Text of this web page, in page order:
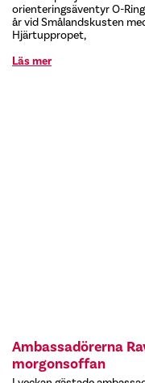
orienteringsäventyr O-
år vid Smålandskusten
Hjärtuppropet,
Läs mer
Ambassadörerna
morgonsoffan